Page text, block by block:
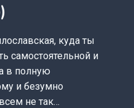
куда ты
самостоятельной и
в полную
и безумно
не так…